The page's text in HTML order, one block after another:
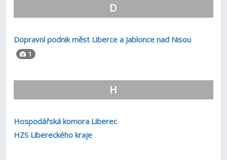
D
Dopravní podnik měst Liberce a Jablonce nad Nisou
1
H
Hospodářská komora Liberec
HZS Libereckého kraje